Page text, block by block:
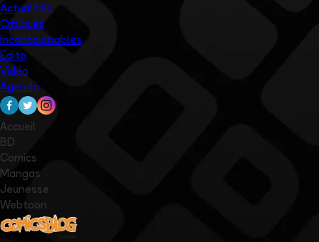
Actualités
Critiques
Incontournables
Edito
Vidéo
Agenda
Accueil
BD
Comics
Mangas
Jeunesse
Webtoon